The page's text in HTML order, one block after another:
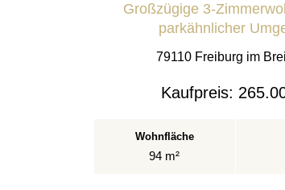
Großzügige 3-
parkähnlicher
79110 Freiburg im
Kaufpreis:
Wohnfläche
94 m²